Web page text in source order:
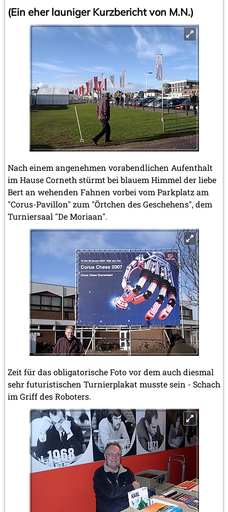
(Ein eher launiger Kurzbericht von M.N.)
Nach einem angenehmen vorabendlichen Aufenthalt
im Hause Corneth stürmt bei blauem Himmel der liebe
Bert an wehenden Fahnen vorbei vom Parkplatz am
"Corus-Pavillon" zum "Örtchen des Geschehens", dem
Turniersaal "De Moriaan".
Zeit für das obligatorische Foto vor dem auch diesmal
sehr futuristischen Turnierplakat musste sein - Schach
im Griff des Roboters.